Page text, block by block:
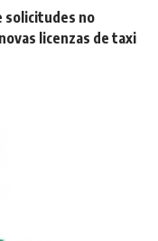
solicitudes no
licenzas de taxi